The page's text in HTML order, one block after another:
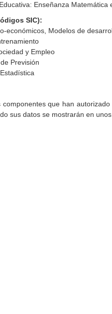
Enseñanza
SIC):
económicos, Modelos de
y Empleo
Previsión
componentes que han
sus datos se mostrarán en